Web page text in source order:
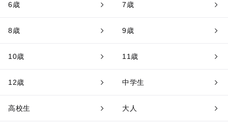
6歳 7歳
8歳 9歳
10歳 11歳
12歳 中学生
高校生 大人